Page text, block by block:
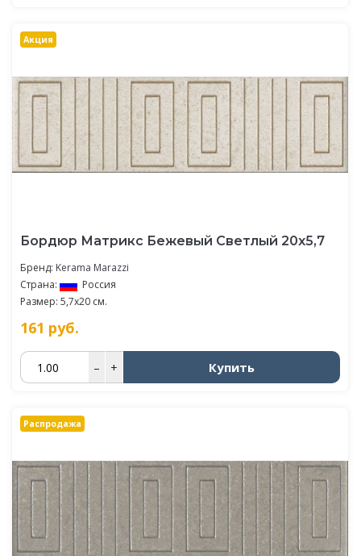
Акция
Бордюр Матрикс Бежевый Светлый 20х5,7
Бренд: Kerama Marazzi
Страна:
Россия
Размер: 5,7x20 см.
161 руб.
– + Купить
Распродажа